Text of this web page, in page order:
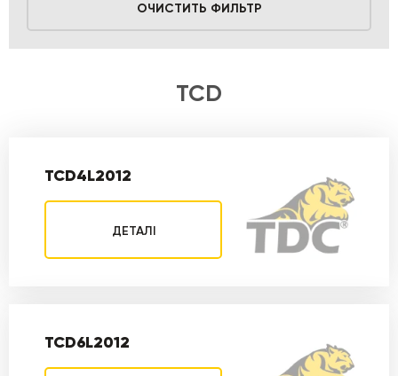
ОЧИСТИТЬ ФИЛЬТР
TCD
TCD4L2012
ДЕТАЛІ
TCD6L2012